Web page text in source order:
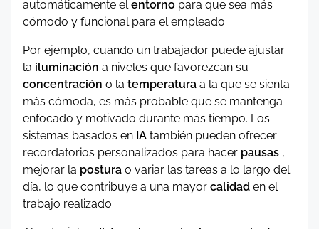
automáticamente elentorno para que sea más
cómodo y funcional para el empleado.
Por ejemplo, cuando un trabajador puede ajustar
la iluminación a niveles que favorezcan su
concentración o la temperatura a la que se sienta
más cómoda, es más probable que se mantenga
enfocado y motivado durante más tiempo. Los
sistemas basados ​​en IA también pueden ofrecer
recordatorios personalizados para hacer pausas ,
mejorar la postura o variar las tareas a lo largo del
día, lo que contribuye a una mayor calidad en el
trabajo realizado.